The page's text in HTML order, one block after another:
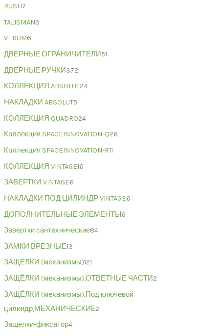
RUSH7
TALISMAN3
VERUM6
ДВЕРНЫЕ ОГРАНИЧИТЕЛИ51
ДВЕРНЫЕ РУЧКИ372
КОЛЛЕКЦИЯ ABSOLUT24
НАКЛАДКИ ABSOLUT5
КОЛЛЕКЦИЯ QUADRO24
Коллекция SPACEINNOVATION-Q26
Коллекция SPACEINNOVATION-R11
КОЛЛЕКЦИЯ VINTAGE16
ЗАВЕРТКИ VINTAGE6
НАКЛАДКИ ПОД ЦИЛИНДР VINTAGE6
ДОПОЛНИТЕЛЬНЫЕ ЭЛЕМЕНТЫ 6
Завертки сантехнические84
ЗАМКИ ВРЕЗНЫЕ13
ЗАЩЁЛКИ (механизмы)121
ЗАЩЁЛКИ (механизмы),ОТВЕТНЫЕ ЧАСТИ2
ЗАЩЁЛКИ (механизмы),Под ключевой
цилиндр,МЕХАНИЧЕСКИЕ2
Защёлки-фиксатор4